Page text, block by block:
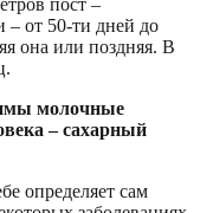
пост –
– от 50-ти дней до
она или поздняя. В
молочные
– сахарный
определяет сам